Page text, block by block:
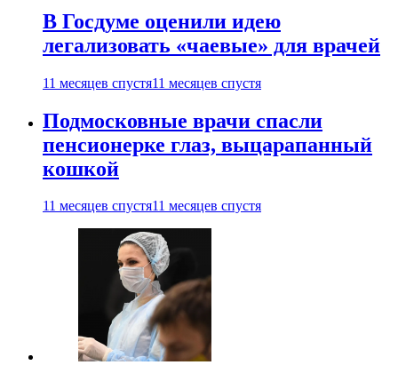
В Госдуме оценили идею
легализовать «чаевые» для врачей
11 месяцев спустя11 месяцев спустя
Подмосковные врачи спасли
пенсионерке глаз, выцарапанный
кошкой
11 месяцев спустя11 месяцев спустя